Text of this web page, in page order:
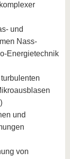
und
Nass-
Energietechnik
)
und
von